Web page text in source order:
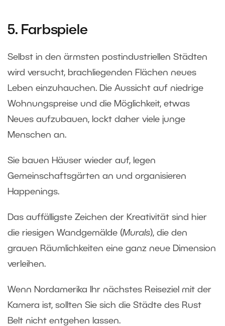
5. Farbspiele
Selbst in den ärmsten postindustriellen Städten
wird versucht, brachliegenden Flächen neues
Leben einzuhauchen. Die Aussicht auf niedrige
Wohnungspreise und die Möglichkeit, etwas
Neues aufzubauen, lockt daher viele junge
Menschen an.
Sie bauen Häuser wieder auf, legen
Gemeinschaftsgärten an und organisieren
Happenings.
Das auffälligste Zeichen der Kreativität sind hier
die riesigen Wandgemälde (Murals), die den
grauen Räumlichkeiten eine ganz neue Dimension
verleihen.
Wenn Nordamerika Ihr nächstes Reiseziel mit der
Kamera ist, sollten Sie sich die Städte des Rust
Belt nicht entgehen lassen.